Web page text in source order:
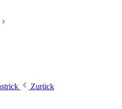
Zurück